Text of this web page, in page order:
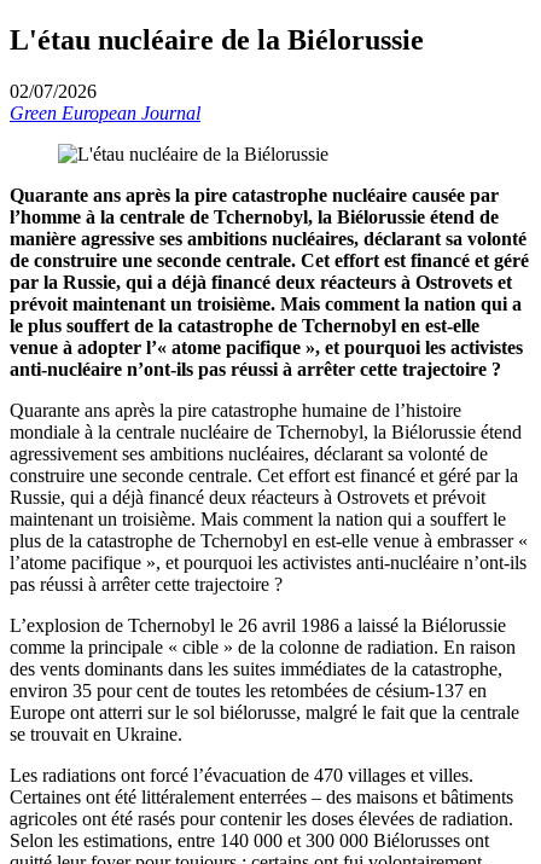
L'étau nucléaire de la Biélorussie
02/07/2026
Green European Journal
Quarante ans après la pire catastrophe nucléaire causée par
l’homme à la centrale de Tchernobyl, la Biélorussie étend de
manière agressive ses ambitions nucléaires, déclarant sa volonté
de construire une seconde centrale. Cet effort est financé et géré
par la Russie, qui a déjà financé deux réacteurs à Ostrovets et
prévoit maintenant un troisième. Mais comment la nation qui a
le plus souffert de la catastrophe de Tchernobyl en est-elle
venue à adopter l’« atome pacifique », et pourquoi les activistes
anti-nucléaire n’ont-ils pas réussi à arrêter cette trajectoire ?
Quarante ans après la pire catastrophe humaine de l’histoire
mondiale à la centrale nucléaire de Tchernobyl, la Biélorussie étend
agressivement ses ambitions nucléaires, déclarant sa volonté de
construire une seconde centrale. Cet effort est financé et géré par la
Russie, qui a déjà financé deux réacteurs à Ostrovets et prévoit
maintenant un troisième. Mais comment la nation qui a souffert le
plus de la catastrophe de Tchernobyl en est-elle venue à embrasser «
l’atome pacifique », et pourquoi les activistes anti-nucléaire n’ont-ils
pas réussi à arrêter cette trajectoire ?
L’explosion de Tchernobyl le 26 avril 1986 a laissé la Biélorussie
comme la principale « cible » de la colonne de radiation. En raison
des vents dominants dans les suites immédiates de la catastrophe,
environ 35 pour cent de toutes les retombées de césium-137 en
Europe ont atterri sur le sol biélorusse, malgré le fait que la centrale
se trouvait en Ukraine.
Les radiations ont forcé l’évacuation de 470 villages et villes.
Certaines ont été littéralement enterrées – des maisons et bâtiments
agricoles ont été rasés pour contenir les doses élevées de radiation.
Selon les estimations, entre 140 000 et 300 000 Biélorusses ont